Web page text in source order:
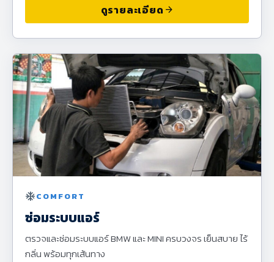
ดูรายละเอียด arrow_forward
ac_unitCOMFORT
ซ่อมระบบแอร์
ตรวจและซ่อมระบบแอร์ BMW และ MINI ครบวงจร เย็นสบาย ไร้
กลิ่น พร้อมทุกเส้นทาง